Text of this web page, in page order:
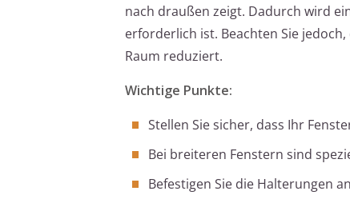
nach draußen zeigt. Dadurch wird
erforderlich ist. Beachten Sie
Raum reduziert.
Wichtige Punkte:
Stellen Sie sicher, dass Ihr
Bei breiteren Fenstern sind
Befestigen Sie die Halterungen